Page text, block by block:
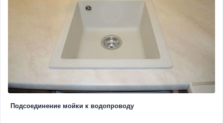
Подсоединение мойки к водопроводу